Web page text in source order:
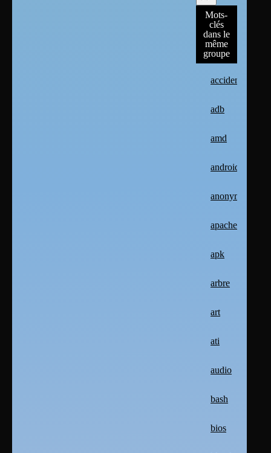
Mots-
clés
dans le
même
groupe
accident
adb
amd
android
anonymat
apache2
apk
arbre
art
ati
audio
bash
bios